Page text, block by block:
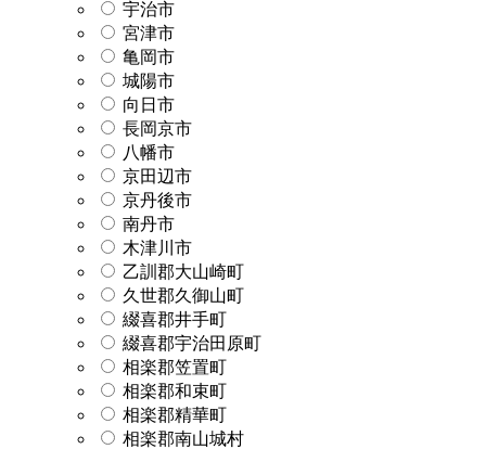
宇治市
宮津市
亀岡市
城陽市
向日市
長岡京市
八幡市
京田辺市
京丹後市
南丹市
木津川市
乙訓郡大山崎町
久世郡久御山町
綴喜郡井手町
綴喜郡宇治田原町
相楽郡笠置町
相楽郡和束町
相楽郡精華町
相楽郡南山城村